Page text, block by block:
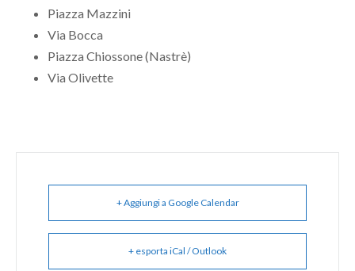
Piazza Mazzini
Via Bocca
Piazza Chiossone (Nastrè)
Via Olivette
+ Aggiungi a Google Calendar
+ esporta iCal / Outlook